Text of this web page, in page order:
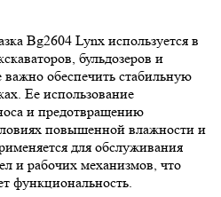
Bg2604 Lynx используется в
бульдозеров и
обеспечить стабильную
Ее использование
и предотвращению
повышенной влажности и
для обслуживания
и рабочих механизмов, что
функциональность.